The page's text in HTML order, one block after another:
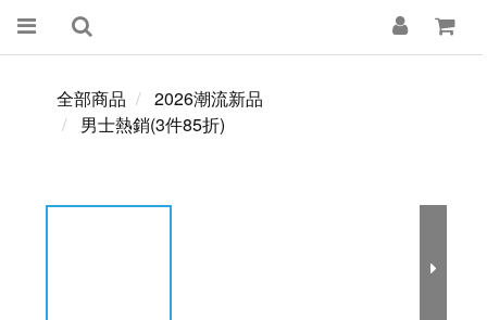
全部商品
2026潮流新品
男士熱銷(3件85折)